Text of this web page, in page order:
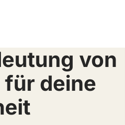
von
für deine